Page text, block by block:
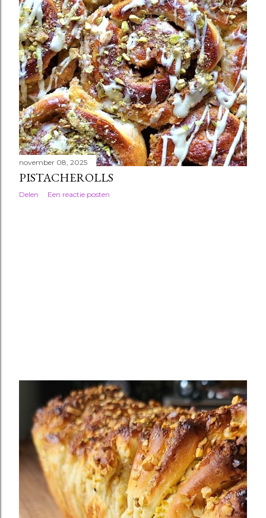
november 08, 2025
PISTACHEROLLS
Delen Een reactie posten